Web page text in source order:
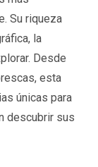
Su riqueza
la
Desde
esta
únicas para
descubrir sus